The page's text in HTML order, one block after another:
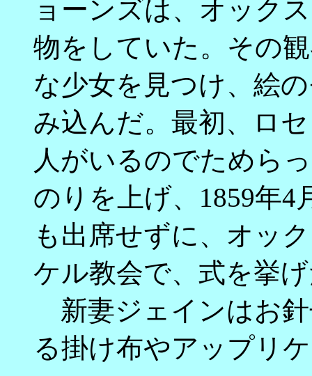
ョーンズは、オック
物をしていた。その
な少女を見つけ、絵
み込んだ。最初、ロ
人がいるのでためら
のりを上げ、1859年4
も出席せずに、オッ
ケル教会で、式を挙
新妻ジェインはお
る掛け布やアップリ